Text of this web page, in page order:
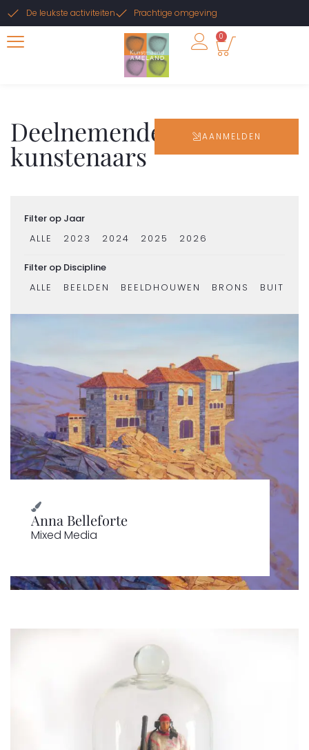
De leukste activiteiten Prachtige omgeving
0
Deelnemende
kunstenaars
AANMELDEN
Filter op Jaar
2023
2024 2025 2026
ALLE
Filter op Discipline
BEELDEN
BEELDHOUWEN BRONS
ALLE
Anna Belleforte
Mixed Media